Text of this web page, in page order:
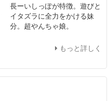
長ーいしっぽが特徴。遊びと
イタズラに全力をかける妹
分。超やんちゃ娘。
もっと詳しく